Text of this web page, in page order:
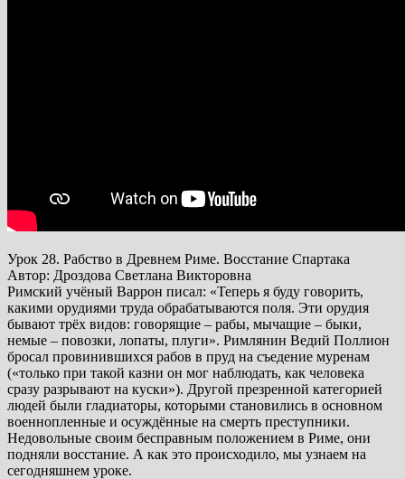
Урок 28. Рабство в Древнем Риме. Восстание Спартака
Автор: Дроздова Светлана Викторовна
Римский учёный Варрон писал: «Теперь я буду говорить,
какими орудиями труда обрабатываются поля. Эти орудия
бывают трёх видов: говорящие – рабы, мычащие – быки,
немые – повозки, лопаты, плуги». Римлянин Ведий Поллион
бросал провинившихся рабов в пруд на съедение муренам
(«только при такой казни он мог наблюдать, как человека
сразу разрывают на куски»). Другой презренной категорией
людей были гладиаторы, которыми становились в основном
военнопленные и осуждённые на смерть преступники.
Недовольные своим бесправным положением в Риме, они
подняли восстание. А как это происходило, мы узнаем на
сегодняшнем уроке.